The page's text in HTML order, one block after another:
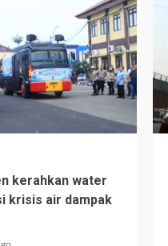
kerahkan water
krisis air dampak